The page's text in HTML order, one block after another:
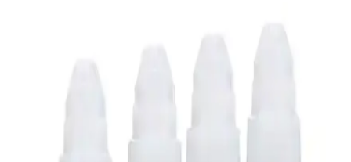
çevre dostu çözümler sunar.
Yüksek Performans ve Kaliteli Baskı
MG3550 kartuş, Canon MG3550 yazıcılar için yüksek baskı